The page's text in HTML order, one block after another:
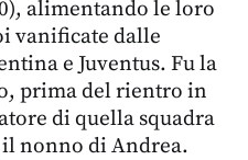
alimentando le loro
vanificate dalle
e Juventus. Fu la
prima del rientro in
di quella squadra
nonno di Andrea.